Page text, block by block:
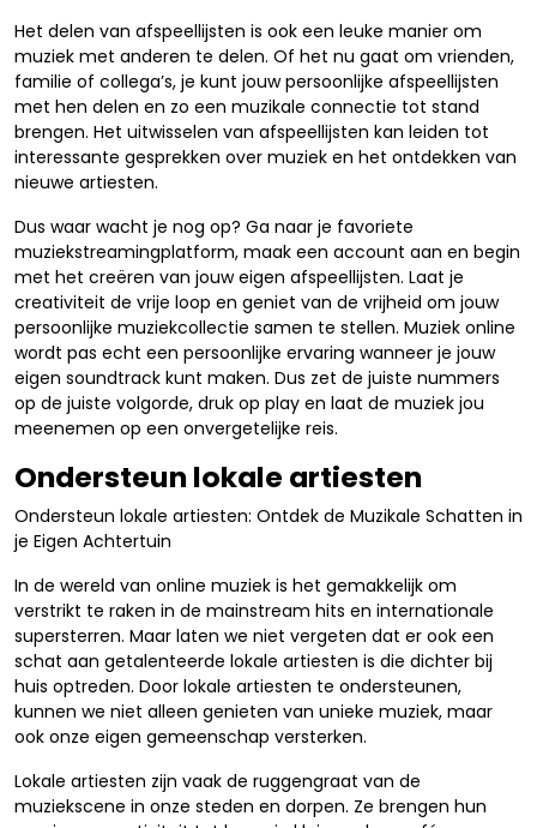
Het delen van afspeellijsten is ook een leuke manier om
muziek met anderen te delen. Of het nu gaat om vrienden,
familie of collega’s, je kunt jouw persoonlijke afspeellijsten
met hen delen en zo een muzikale connectie tot stand
brengen. Het uitwisselen van afspeellijsten kan leiden tot
interessante gesprekken over muziek en het ontdekken van
nieuwe artiesten.
Dus waar wacht je nog op? Ga naar je favoriete
muziekstreamingplatform, maak een account aan en begin
met het creëren van jouw eigen afspeellijsten. Laat je
creativiteit de vrije loop en geniet van de vrijheid om jouw
persoonlijke muziekcollectie samen te stellen. Muziek online
wordt pas echt een persoonlijke ervaring wanneer je jouw
eigen soundtrack kunt maken. Dus zet de juiste nummers
op de juiste volgorde, druk op play en laat de muziek jou
meenemen op een onvergetelijke reis.
Ondersteun lokale artiesten
Ondersteun lokale artiesten: Ontdek de Muzikale Schatten in
je Eigen Achtertuin
In de wereld van online muziek is het gemakkelijk om
verstrikt te raken in de mainstream hits en internationale
supersterren. Maar laten we niet vergeten dat er ook een
schat aan getalenteerde lokale artiesten is die dichter bij
huis optreden. Door lokale artiesten te ondersteunen,
kunnen we niet alleen genieten van unieke muziek, maar
ook onze eigen gemeenschap versterken.
Lokale artiesten zijn vaak de ruggengraat van de
muziekscene in onze steden en dorpen. Ze brengen hun